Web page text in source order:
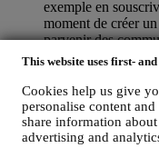
This website uses first-
Cookies help us give
personalise content
share information
advertising and
exemple en
moment de créer
parvenir des
des nouvelles
et promues par les
partenaires locaux,
vous contacterons
sociaux, mais aussi
telles